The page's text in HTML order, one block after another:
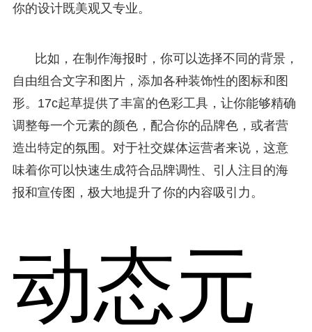
你的设计既美观又专业。
比如，在制作海报时，你可以选择不同的背景，
自由组合文字和图片，添加各种装饰性的图标和图
形。17c起草提供了丰富的色彩工具，让你能够精确
调整每一个元素的颜色，配合你的品牌色，或者营
造出特定的氛围。对于社交媒体运营者来说，这意
味着你可以快速生成符合品牌调性、引人注目的海
报和宣传图，极大地提升了你的内容吸引力。
动态元